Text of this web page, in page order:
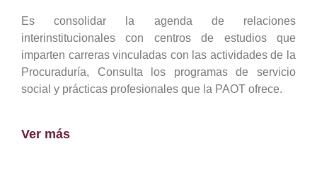
Es consolidar la agenda de relaciones
interinstitucionales con centros de estudios que
imparten carreras vinculadas con las actividades de la
Procuraduría, Consulta los programas de servicio
social y prácticas profesionales que la PAOT ofrece.
Ver más